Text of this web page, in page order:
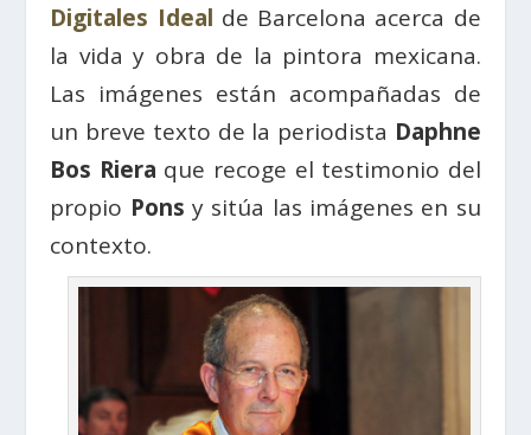
Digitales Ideal de Barcelona acerca de
la vida y obra de la pintora mexicana.
Las imágenes están acompañadas de
un breve texto de la periodista Daphne
Bos Riera que recoge el testimonio del
propio Pons y sitúa las imágenes en su
contexto.